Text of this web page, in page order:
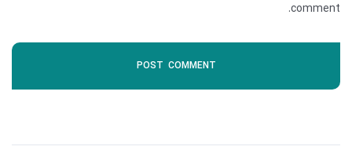
comment.